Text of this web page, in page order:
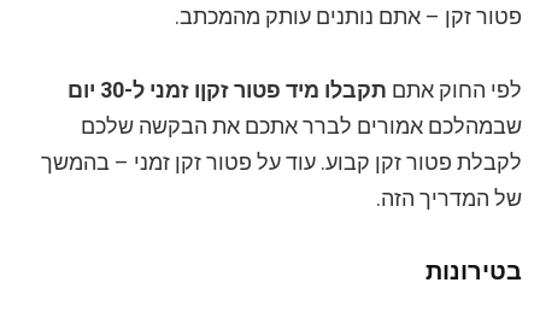
פטור זקן – אתם נותנים עותק מהמכתב.
לפי החוק אתם תקבלו מיד פטור זקןו זמני ל-30 יום
שבמהלכם אמורים לברר אתכם את הבקשה שלכם
לקבלת פטור זקן קבוע. עוד על פטור זקן זמני – בהמשך
של המדריך הזה.
בטירונות